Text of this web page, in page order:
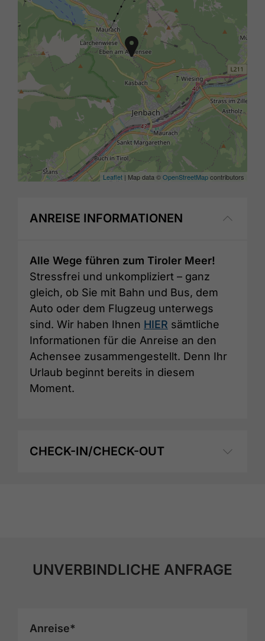
Leaflet | Map data ©OpenStreetMapcontributors
ANREISE INFORMATIONEN
Alle Wege führen zum Tiroler Meer!
Stressfrei und unkompliziert – ganz
gleich, ob Sie mit Bahn und Bus, dem
Auto oder dem Flugzeug unterwegs
sind. Wir haben Ihnen HIER sämtliche
Informationen für die Anreise an den
Achensee zusammengestellt. Denn Ihr
Urlaub beginnt bereits in diesem
Moment.
CHECK-IN/CHECK-OUT
UNVERBINDLICHE ANFRAGE
Anreise*